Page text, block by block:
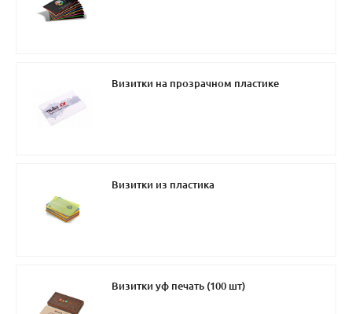
Визитки на прозрачном пластике
Визитки из пластика
Визитки уф печать (100 шт)